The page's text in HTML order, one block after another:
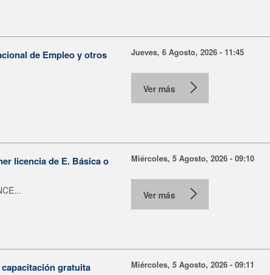
de Empleo y otros
Jueves, 6 Agosto, 2026 - 11:45
Ver más
licencia de E. Básica o
Miércoles, 5 Agosto, 2026 - 09:10
Ver más
gratuita
Miércoles, 5 Agosto, 2026 - 09:11